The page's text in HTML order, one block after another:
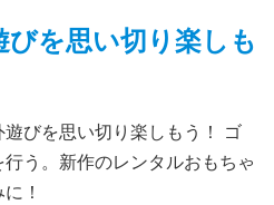
を思い切り楽しも
びを思い切り楽しもう！ ゴ
う。新作のレンタルおもちゃ
！